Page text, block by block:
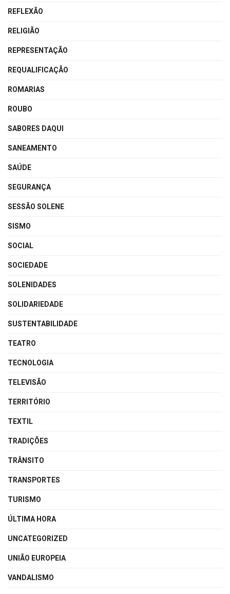
REFLEXÃO
RELIGIÃO
REPRESENTAÇÃO
REQUALIFICAÇÃO
ROMARIAS
ROUBO
SABORES DAQUI
SANEAMENTO
SAÚDE
SEGURANÇA
SESSÃO SOLENE
SISMO
SOCIAL
SOCIEDADE
SOLENIDADES
SOLIDARIEDADE
SUSTENTABILIDADE
TEATRO
TECNOLOGIA
TELEVISÃO
TERRITÓRIO
TEXTIL
TRADIÇÕES
TRÂNSITO
TRANSPORTES
TURISMO
ÚLTIMA HORA
UNCATEGORIZED
UNIÃO EUROPEIA
VANDALISMO